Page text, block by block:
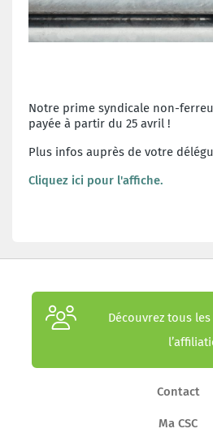
Notre prime syndicale non-
payée à partir du 25 avril !
Plus infos auprès de votre
Cliquez ici pour l'affiche.
Découvrez tous
Contact
Ma CSC